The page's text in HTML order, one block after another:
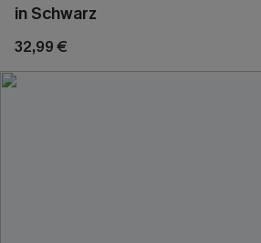
in Schwarz
32,99 €